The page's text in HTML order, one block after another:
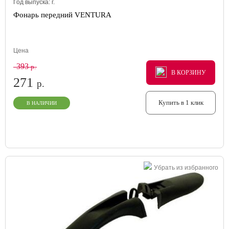
Год выпуска: г.
Фонарь передний VENTURA
Цена
393р.
271 р.
В НАЛИЧИИ
В КОРЗИНУ
В КОРЗИНУ
В КОРЗИНУ
Купить в 1 клик
Убрать из избранного